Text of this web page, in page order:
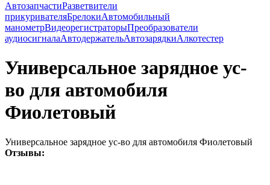
АвтозапчастиРазветвители
прикуривателяБрелокиАвтомобильный
манометрВидеорегистраторыПреобразователи
аудиосигналаАвтодержательАвтозарядкиАлкотестер
Универсальное зарядное ус-
во для автомобиля
Фиолетовый
Универсальное зарядное ус-во для автомобиля Фиолетовый
Отзывы: